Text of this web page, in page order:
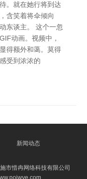
。就在她行将到达
含笑着将伞倾向
东谈主。 这个一忽
动画。视频中，
得额外和蔼。莫得
受到浓浓的
新闻动态
市惜冉网络科技有限公司